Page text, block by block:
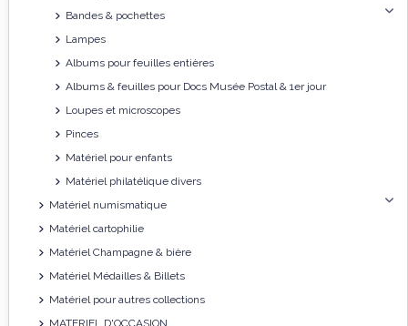
Bandes & pochettes
Lampes
Albums pour feuilles entières
Albums & feuilles pour Docs Musée Postal & 1er jour
Loupes et microscopes
Pinces
Matériel pour enfants
Matériel philatélique divers
Matériel numismatique
Matériel cartophilie
Matériel Champagne & bière
Matériel Médailles & Billets
Matériel pour autres collections